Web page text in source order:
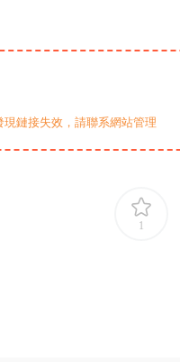
鏈接失效，請聯系網站管理
1